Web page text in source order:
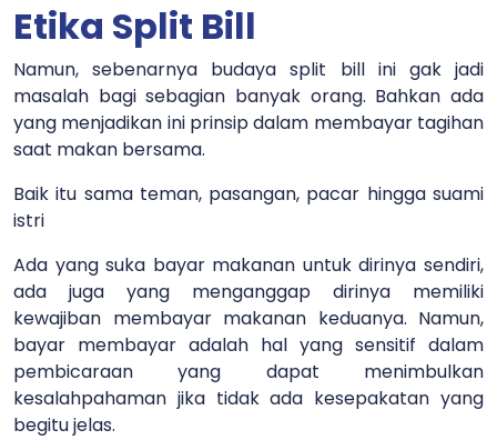
Etika Split Bill
Namun, sebenarnya budaya split bill ini gak jadi
masalah bagi sebagian banyak orang. Bahkan ada
yang menjadikan ini prinsip dalam membayar tagihan
saat makan bersama.
Baik itu sama teman, pasangan, pacar hingga suami
istri
Ada yang suka bayar makanan untuk dirinya sendiri,
ada juga yang menganggap dirinya memiliki
kewajiban membayar makanan keduanya. Namun,
bayar membayar adalah hal yang sensitif dalam
pembicaraan yang dapat menimbulkan
kesalahpahaman jika tidak ada kesepakatan yang
begitu jelas.